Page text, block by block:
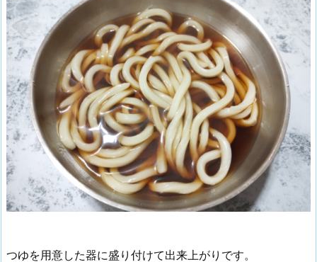
つゆを用意した器に盛り付けて出来上がりです。